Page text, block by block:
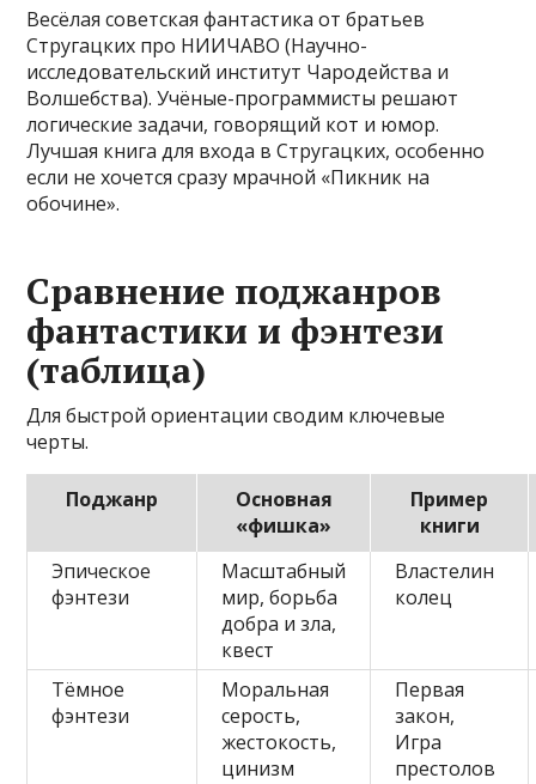
Весёлая советская фантастика от братьев
Стругацких про НИИЧАВО (Научно-
исследовательский институт Чародейства и
Волшебства). Учёные-программисты решают
логические задачи, говорящий кот и юмор.
Лучшая книга для входа в Стругацких, особенно
если не хочется сразу мрачной «Пикник на
обочине».
Сравнение поджанров
фантастики и фэнтези
(таблица)
Для быстрой ориентации сводим ключевые
черты.
Поджанр
Основная
«фишка»
Пример
книги
Эпическое
фэнтези
Масштабный
мир, борьба
добра и зла,
квест
Властелин
колец
Тёмное
фэнтези
Моральная
серость,
жестокость,
цинизм
Первая
закон,
Игра
престолов